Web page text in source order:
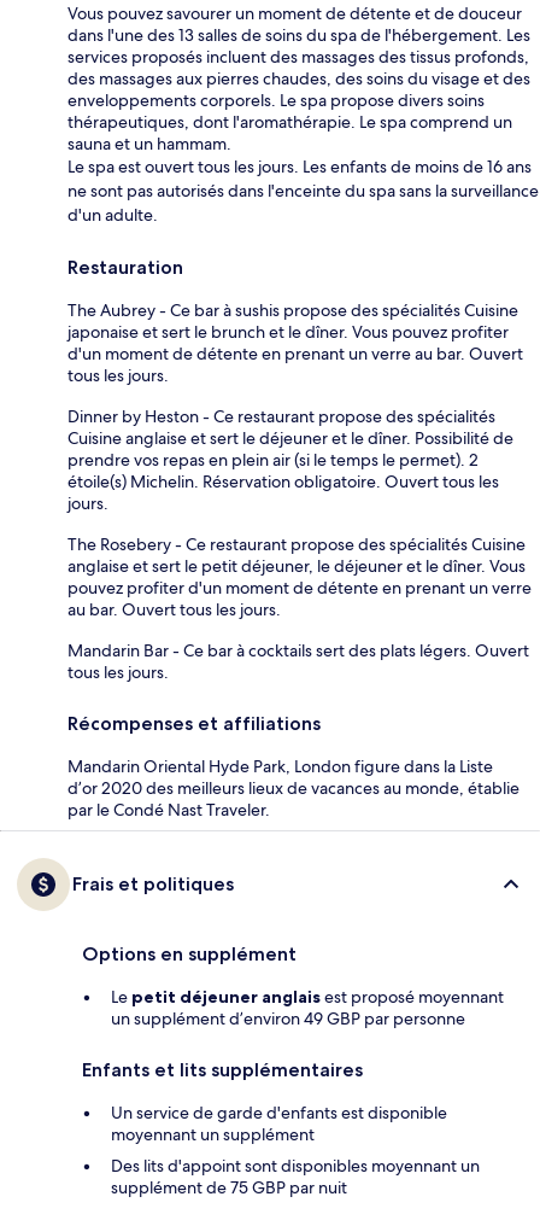
Vous pouvez savourer un moment de détente et de douceur
dans l'une des 13 salles de soins du spa de l'hébergement. Les
services proposés incluent des massages des tissus profonds,
des massages aux pierres chaudes, des soins du visage et des
enveloppements corporels. Le spa propose divers soins
thérapeutiques, dont l'aromathérapie. Le spa comprend un
sauna et un hammam.
Le spa est ouvert tous les jours. Les enfants de moins de 16 ans
ne sont pas autorisés dans l'enceinte du spa sans la surveillance
d'un adulte.
Restauration
The Aubrey - Ce bar à sushis propose des spécialités Cuisine
japonaise et sert le brunch et le dîner. Vous pouvez profiter
d'un moment de détente en prenant un verre au bar. Ouvert
tous les jours.
Dinner by Heston - Ce restaurant propose des spécialités
Cuisine anglaise et sert le déjeuner et le dîner. Possibilité de
prendre vos repas en plein air (si le temps le permet). 2
étoile(s) Michelin. Réservation obligatoire. Ouvert tous les
jours.
The Rosebery - Ce restaurant propose des spécialités Cuisine
anglaise et sert le petit déjeuner, le déjeuner et le dîner. Vous
pouvez profiter d'un moment de détente en prenant un verre
au bar. Ouvert tous les jours.
Mandarin Bar - Ce bar à cocktails sert des plats légers. Ouvert
tous les jours.
Récompenses et affiliations
Mandarin Oriental Hyde Park, London figure dans la Liste
d’or 2020 des meilleurs lieux de vacances au monde, établie
par le Condé Nast Traveler.
Frais et politiques
Options en supplément
Le petit déjeuner anglaisest proposé moyennant
un supplément d’environ 49 GBP par personne
Enfants et lits supplémentaires
Un service de garde d'enfants est disponible
moyennant un supplément
Des lits d'appoint sont disponibles moyennant un
supplément de 75 GBP par nuit